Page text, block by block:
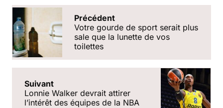
Précédent
Votre gourde de sport serait plus
sale que la lunette de vos
toilettes
Suivant
Lonnie Walker devrait attirer
l’intérêt des équipes de la NBA